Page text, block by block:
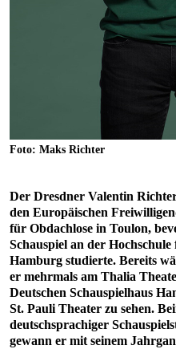
Foto: Maks Richter
Der Dresdner Valentin
den Europäischen
für Obdachlose in Toulon,
Schauspiel an der
Hamburg studierte. Bereits
er mehrmals am Thalia
Deutschen Schauspielhaus
St. Pauli Theater zu sehen.
deutschsprachiger
gewann er mit seinem